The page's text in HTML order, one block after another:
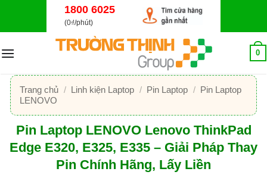
dung
1800 6025
(0₫/phút)
0
Trang chủ / Linh kiện Laptop / Pin Laptop / Pin Laptop
LENOVO
Pin Laptop LENOVO Lenovo ThinkPad
Edge E320, E325, E335 – Giải Pháp Thay
Pin Chính Hãng, Lấy Liền